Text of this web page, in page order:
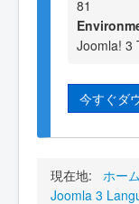
81
Joomla! 3
今すぐダ
現在地: ホーム
Joomla 3